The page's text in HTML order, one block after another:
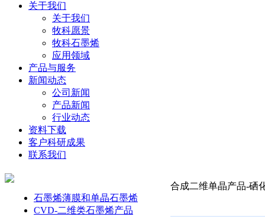
关于我们
关于我们
牧科愿景
牧科石墨烯
应用领域
产品与服务
新闻动态
公司新闻
产品新闻
行业动态
资料下载
客户科研成果
联系我们
石墨烯薄膜和单晶石墨烯
CVD-二维类石墨烯产品
合成二维单晶产品-硒